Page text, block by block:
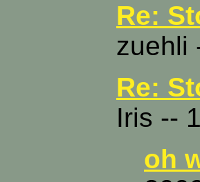
Re:
zuehli
Re:
Iris --
oh